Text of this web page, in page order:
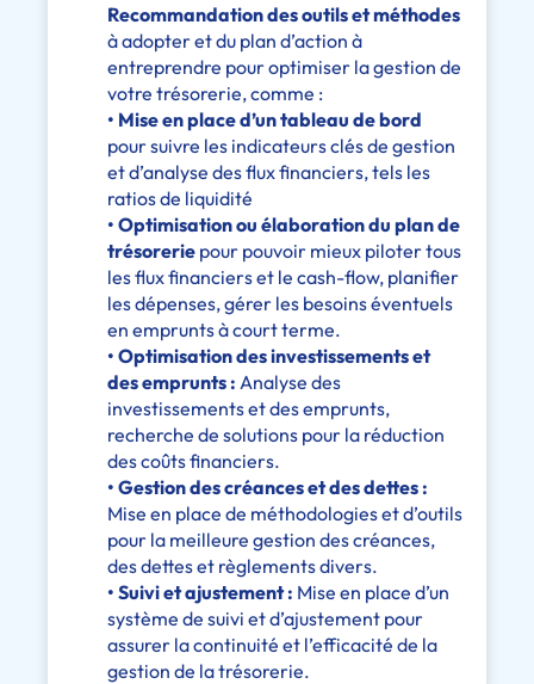
Recommandation des outils et méthodes
à adopter et du plan d’action à
entreprendre pour optimiser la gestion de
votre trésorerie, comme :
• Mise en place d’un tableau de bord
pour suivre les indicateurs clés de gestion
et d’analyse des flux financiers, tels les
ratios de liquidité
• Optimisation ou élaboration du plan de
trésorerie pour pouvoir mieux piloter tous
les flux financiers et le cash-flow, planifier
les dépenses, gérer les besoins éventuels
en emprunts à court terme.
• Optimisation des investissements et
des emprunts : Analyse des
investissements et des emprunts,
recherche de solutions pour la réduction
des coûts financiers.
• Gestion des créances et des dettes :
Mise en place de méthodologies et d’outils
pour la meilleure gestion des créances,
des dettes et règlements divers.
• Suivi et ajustement : Mise en place d’un
système de suivi et d’ajustement pour
assurer la continuité et l’efficacité de la
gestion de la trésorerie.